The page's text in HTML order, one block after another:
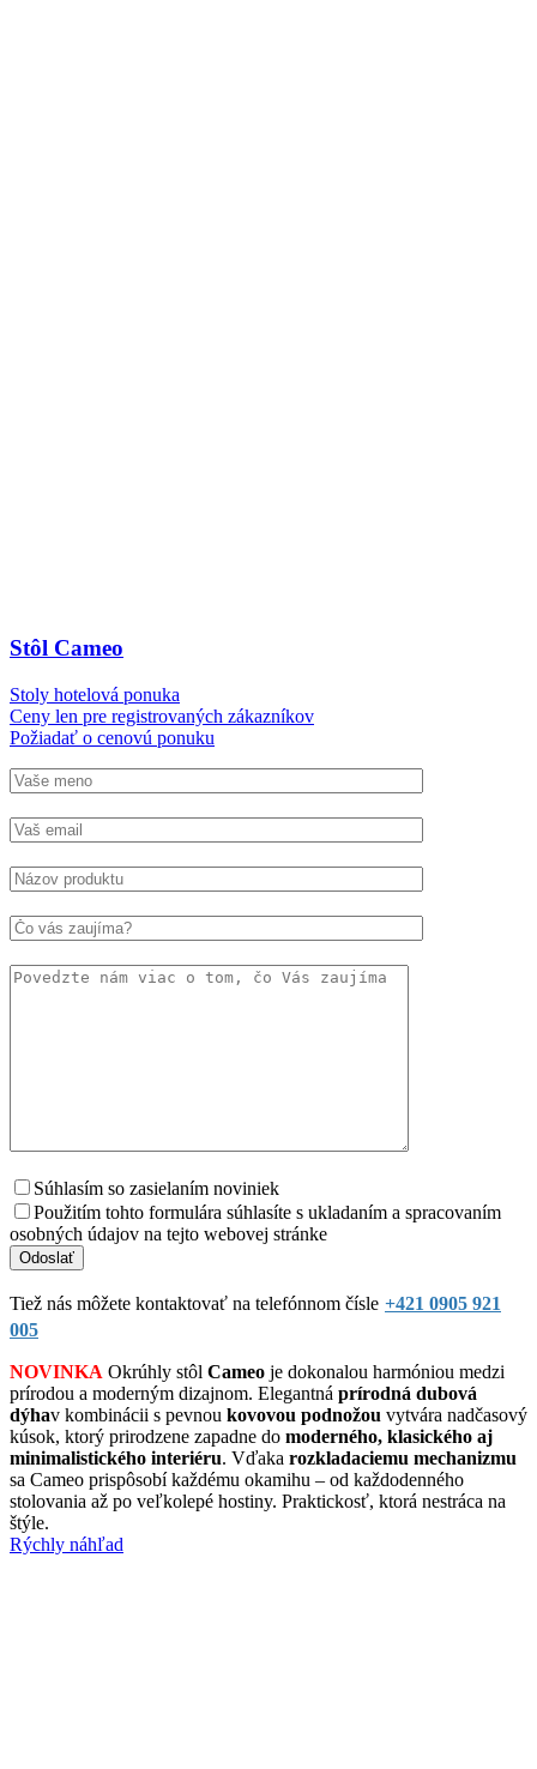
Stôl Cameo
Stoly hotelová ponuka
Ceny len pre registrovaných zákazníkov
Požiadať o cenovú ponuku
Súhlasím so zasielaním noviniek
Použitím tohto formulára súhlasíte s ukladaním a spracovaním
osobných údajov na tejto webovej stránke
Tiež nás môžete kontaktovať na telefónnom čísle +421 0905 921
005
NOVINKA Okrúhly stôl Cameo je dokonalou harmóniou medzi
prírodou a moderným dizajnom. Elegantná prírodná dubová
dýhav kombinácii s pevnou kovovou podnožou vytvára nadčasový
kúsok, ktorý prirodzene zapadne do moderného, klasického aj
minimalistického interiéru. Vďaka rozkladaciemu mechanizmu
sa Cameo prispôsobí každému okamihu – od každodenného
stolovania až po veľkolepé hostiny. Praktickosť, ktorá nestráca na
štýle.
Rýchly náhľad